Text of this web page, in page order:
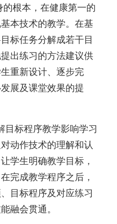
根本，在健康第一的
本技术的教学。在基
标任务分解成若干目
出练习的方法建议供
重新设计、逐步完
展及课堂效果的提
目标程序教学影响学习
动作技术的理解和认
学生明确教学目标，
完成教学程序之后，
目标程序及对应练习
融会贯通。